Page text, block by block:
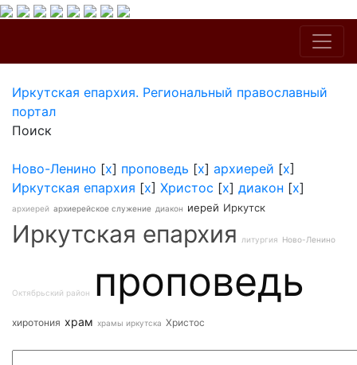
Иркутская епархия. Региональный православный
портал
Поиск
Ново-Ленино [x] проповедь [x] архиерей [x]
Иркутская епархия [x] Христос [x] диакон [x]
архиерей архиерейское служение диакон иерей Иркутск
Иркутская епархия литургия Ново-Ленино
Октябрьский район проповедь
хиротония храм храмы иркутска Христос